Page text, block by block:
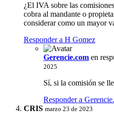
¿El IVA sobre las
cobra al mandante o
considerar como un mayor
Responder a H Gomez
Gerencie.com en
2025
Sí, si la comisión se
Responder a
CRIS marzo 23 de 2023